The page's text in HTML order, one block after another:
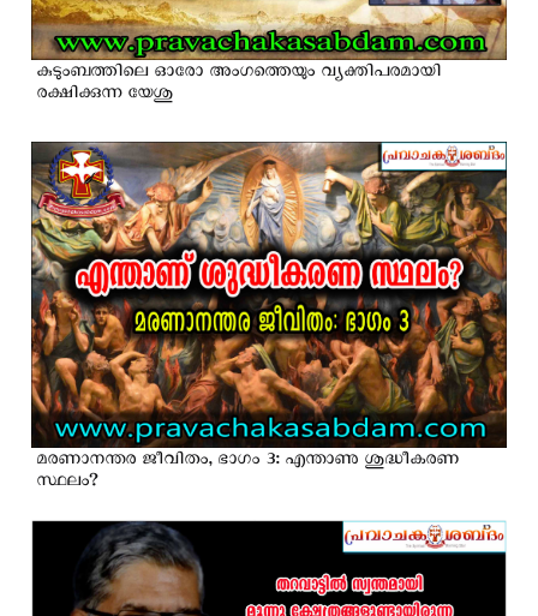
കുടുംബത്തിലെ ഓരോ അംഗത്തെയും വ്യക്തിപരമായി
രക്ഷിക്കുന്ന യേശു
മരണാനന്തര ജീവിതം, ഭാഗം 3: എന്താണു ശുദ്ധീകരണ
സ്ഥലം?